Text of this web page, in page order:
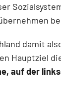
damit
Hauptziel
auf der